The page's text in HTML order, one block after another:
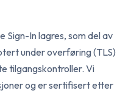
Sign-In lagres, som del av
under overføring (TLS)
tilgangskontroller. Vi
og er sertifisert etter